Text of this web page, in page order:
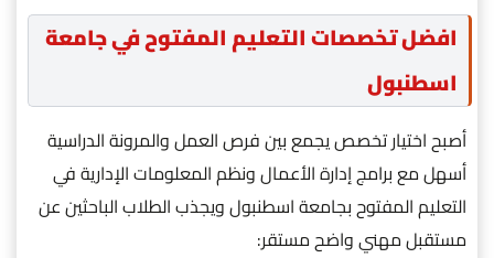
افضل تخصصات التعليم المفتوح في جامعة
اسطنبول
أصبح اختيار تخصص يجمع بين فرص العمل والمرونة الدراسية
أسهل مع برامج إدارة الأعمال ونظم المعلومات الإدارية في
التعليم المفتوح بجامعة اسطنبول ويجذب الطلاب الباحثين عن
مستقبل مهني واضح مستقر: